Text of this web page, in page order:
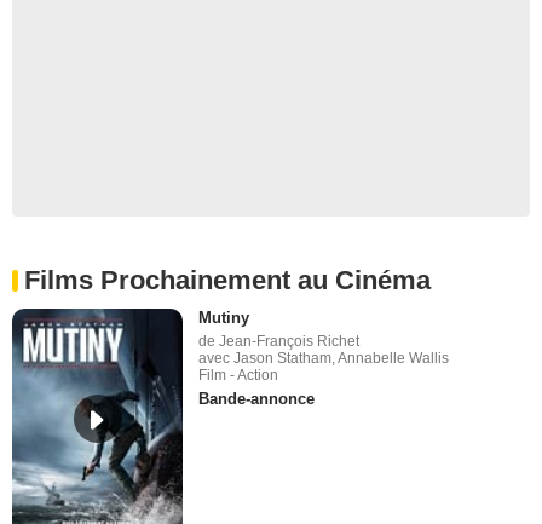
Films Prochainement au Cinéma
Mutiny
de Jean-François Richet
avec Jason Statham, Annabelle Wallis
Film - Action
Bande-annonce